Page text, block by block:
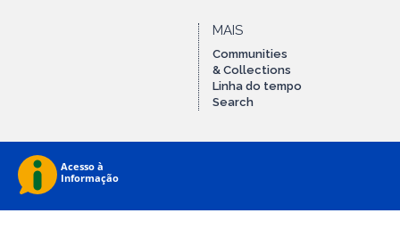
MAIS
Communities
& Collections
Linha do tempo
Search